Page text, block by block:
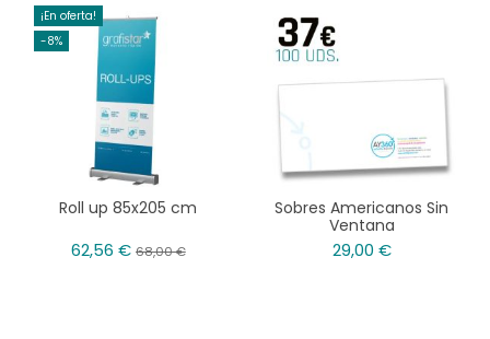
¡En oferta!
-8%
Roll up 85x205 cm
62,56 € 68,00 €
Sobres Americanos Sin
Ventana
29,00 €